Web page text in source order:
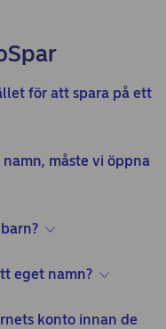
för att spara på ett
måste vi öppna
eget namn?
konto innan de